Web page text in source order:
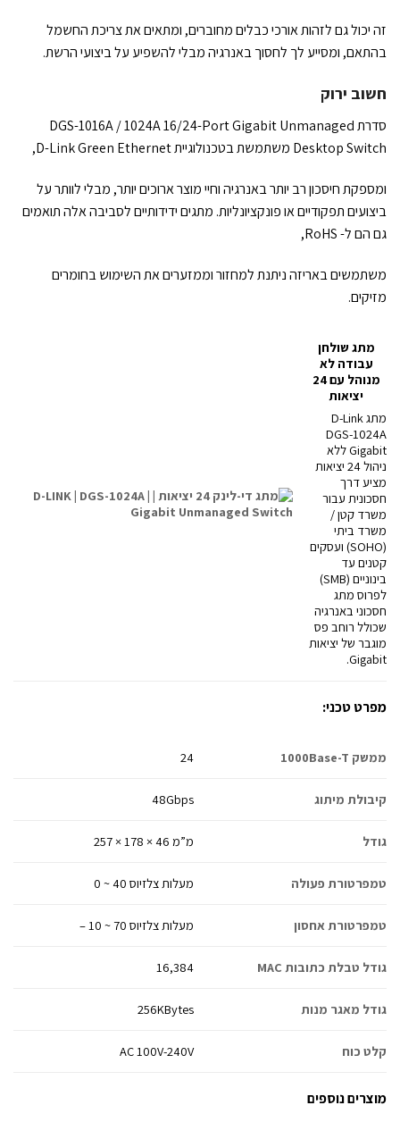
זה יכול גם לזהות אורכי כבלים מחוברים, ומתאים את צריכת החשמל
בהתאם, ומסייע לך לחסוך באנרגיה מבלי להשפיע על ביצועי הרשת.
חשוב ירוק
סדרת DGS-1016A / 1024A 16/24-Port Gigabit Unmanaged
Desktop Switch משתמשת בטכנולוגיית D-Link Green Ethernet,
ומספקת חיסכון רב יותר באנרגיה וחיי מוצר ארוכים יותר, מבלי לוותר על
ביצועים תפקודיים או פונקציונליות. מתגים ידידותיים לסביבה אלה תואמים
גם הם ל- RoHS,
משתמשים באריזה ניתנת למחזור וממזערים את השימוש בחומרים
מזיקים.
מתג שולחן
עבודה לא
מנוהל עם 24
יציאות
מתג D-Link
DGS-1024A
Gigabit ללא
ניהול 24 יציאות
מציע דרך
חסכונית עבור
משרד קטן /
משרד ביתי
(SOHO) ועסקים
קטנים עד
בינוניים (SMB)
לפרוס מתג
חסכוני באנרגיה
שכולל רוחב פס
מוגבר של יציאות
Gigabit.
מפרט טכני:
ממשק 1000Base-T 24
קיבולת מיתוג 48Gbps
גודל 257 × 178 × 46 מ”מ
טמפרטורת פעולה 0 ~ 40 מעלות צלזיוס
טמפרטורת אחסון – 10 ~ 70 מעלות צלזיוס
גודל טבלת כתובות MAC 16,384
גודל מאגר מנות 256KBytes
קלט כוח AC 100V-240V
מוצרים נוספים